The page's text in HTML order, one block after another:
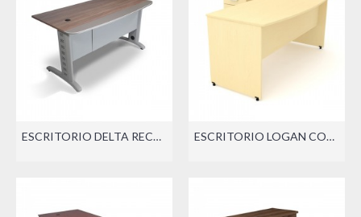
ESCRITORIO DELTA RECTO ESCRITORIO LOGAN CON LATERAL (DER./IZQ.)